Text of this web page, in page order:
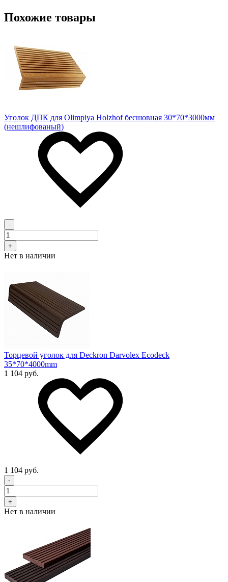
Похожие товары
Уголок ДПК для Olimpiya Holzhof бесшовная 30*70*3000мм
(нешлифованый)
-
+
Нет в наличии
Торцевой уголок для Deckron Darvolex Ecodeck
35*70*4000mm
1 104 руб.
1 104 руб.
-
+
Нет в наличии